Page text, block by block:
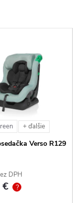
+ ďalšie
Verso R129
DPH
€ ?